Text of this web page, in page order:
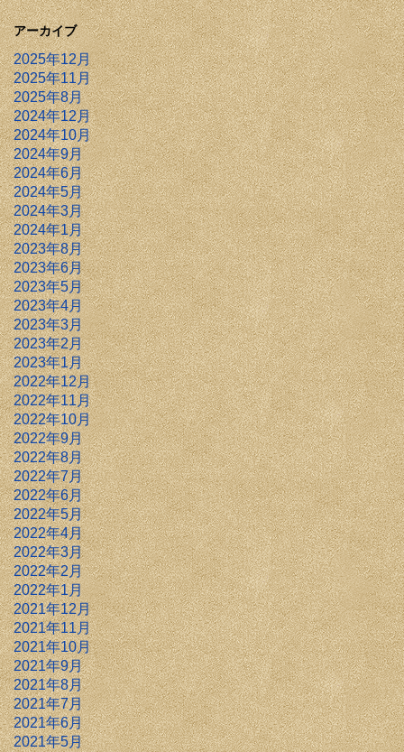
アーカイブ
2025年12月
2025年11月
2025年8月
2024年12月
2024年10月
2024年9月
2024年6月
2024年5月
2024年3月
2024年1月
2023年8月
2023年6月
2023年5月
2023年4月
2023年3月
2023年2月
2023年1月
2022年12月
2022年11月
2022年10月
2022年9月
2022年8月
2022年7月
2022年6月
2022年5月
2022年4月
2022年3月
2022年2月
2022年1月
2021年12月
2021年11月
2021年10月
2021年9月
2021年8月
2021年7月
2021年6月
2021年5月